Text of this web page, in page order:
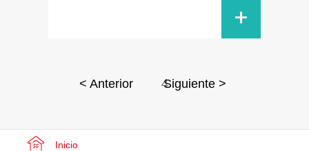
+
< Anterior 4
Siguiente >
Inicio